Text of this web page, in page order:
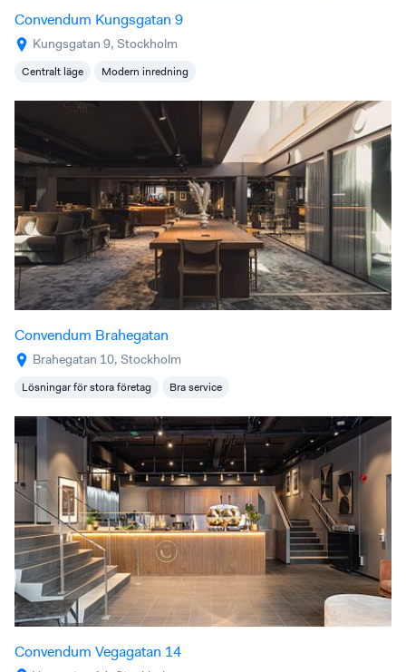
Convendum Kungsgatan 9
Kungsgatan 9, Stockholm
Centralt läge Modern inredning
Convendum Brahegatan
Brahegatan 10, Stockholm
Lösningar för stora företag Bra service
Convendum Vegagatan 14